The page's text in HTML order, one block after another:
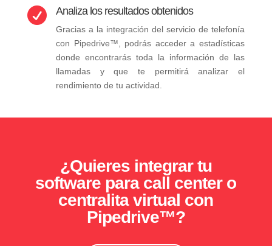
 Analiza los resultados obtenidos
Gracias a la integración del servicio de telefonía
con Pipedrive™, podrás acceder a estadísticas
donde encontrarás toda la información de las
llamadas y que te permitirá analizar el
rendimiento de tu actividad.
¿Quieres integrar tu
software para call center o
centralita virtual con
Pipedrive™?